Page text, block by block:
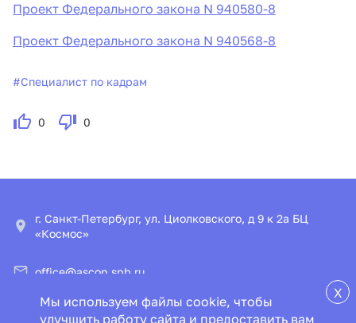
Проект Федерального закона N 940580-8
Проект Федерального закона N 940568-8
#Специалист по кадрам
0 0
X
Мы используем файлы cookie, чтобы
улучшить работу сайта и предоставить вам
г. Санкт-Петербург, ул. Циолковского, д 9 к 2а БЦ
«Космос»
office@ascon.spb.ru
© ООО «ИПЦ «Консультант+Аскон»